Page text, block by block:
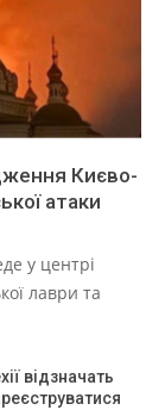
Києво-
атаки
у центрі
лаври та
відзначать